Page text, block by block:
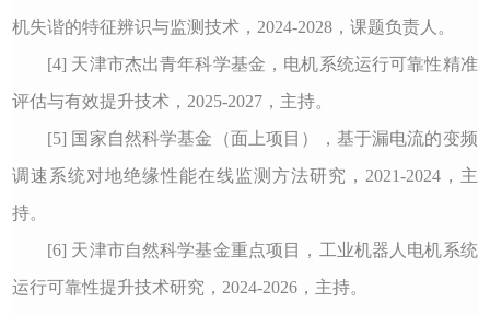
机失谐的特征辨识与监测技术 ， 2024-2028 ，课题负责人 。
[4] 天津市杰出青年科学基金 ， 电机系统运行可靠性精准
评估与有效提升技术 ， 2025-2027 ， 主持。
[5] 国家自然科学基金（面上项目） ， 基于漏电流的变频
调速系统对地绝缘性能在线监测方法研究， 2021-2024， 主
持。
[6] 天津市自然科学基金重点项目 ， 工业机器人电机系统
运行可靠性提升技术研究 ， 2024-2026 ， 主持。